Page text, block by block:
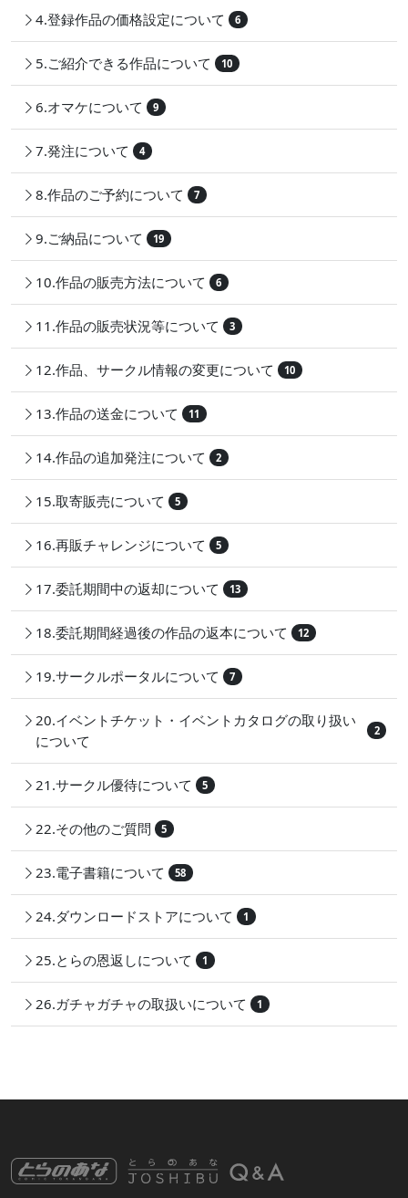
4.登録作品の価格設定について 6
5.ご紹介できる作品について 10
6.オマケについて 9
7.発注について 4
8.作品のご予約について 7
9.ご納品について 19
10.作品の販売方法について 6
11.作品の販売状況等について 3
12.作品、サークル情報の変更について 10
13.作品の送金について 11
14.作品の追加発注について 2
15.取寄販売について 5
16.再販チャレンジについて 5
17.委託期間中の返却について 13
18.委託期間経過後の作品の返本について 12
19.サークルポータルについて 7
20.イベントチケット・イベントカタログの取り扱い
について
2
21.サークル優待について 5
22.その他のご質問 5
23.電子書籍について 58
24.ダウンロードストアについて 1
25.とらの恩返しについて 1
26.ガチャガチャの取扱いについて 1